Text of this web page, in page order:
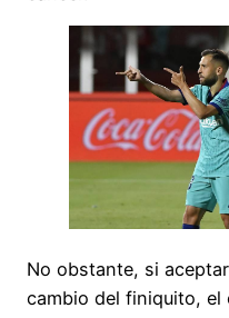
No obstante, si
cambio del finiquito, el